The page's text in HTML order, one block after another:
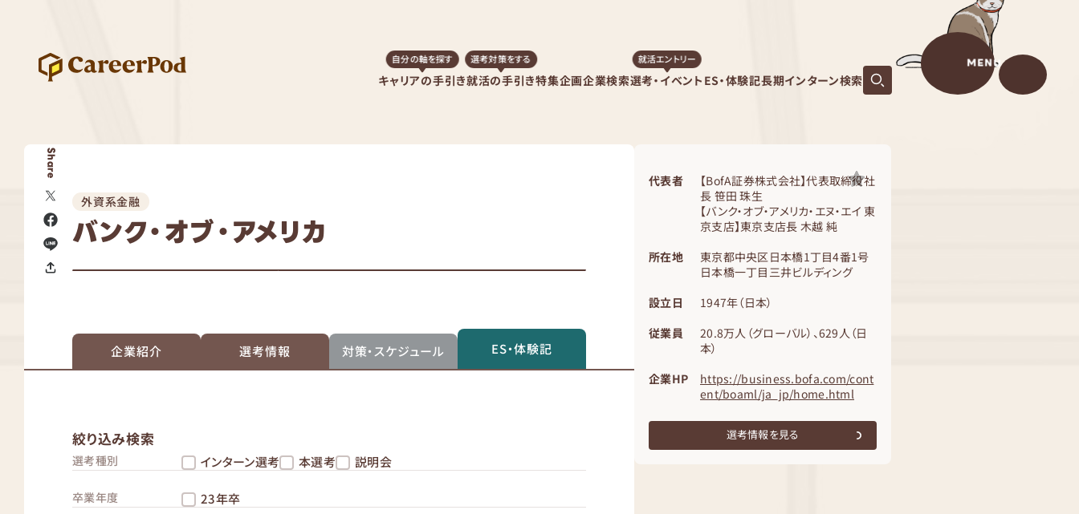
キャリアの手引き
自分の軸を探す
就活の手引き
選考対策をする
特集企画企業検索選考・イベント
就活エントリー
ES・体験記長期インターン検索
MENU
Share
外資系金融
バンク・オブ・アメリカ
企業紹介 選考情報 対策・スケジュール ES・体験記
絞り込み検索
選考種別 インターン選考 本選考 説明会
卒業年度 23年卒
代表者
【BofA証券株式会社】代表取締役社
長 笹田 珠生
【バンク・オブ・アメリカ・エヌ・エイ 東
京支店】東京支店長 木越 純
所在地
東京都中央区日本橋1丁目4番1号
日本橋一丁目三井ビルディング
設立日
1947年（日本）
従業員
20.8万人（グローバル）、629人（日
本）
企業HP
https://business.bofa.com/cont
ent/boaml/ja_jp/home.html
選考情報を見る